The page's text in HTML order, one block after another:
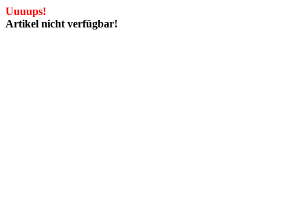
Uuuups!
Artikel nicht verfügbar!